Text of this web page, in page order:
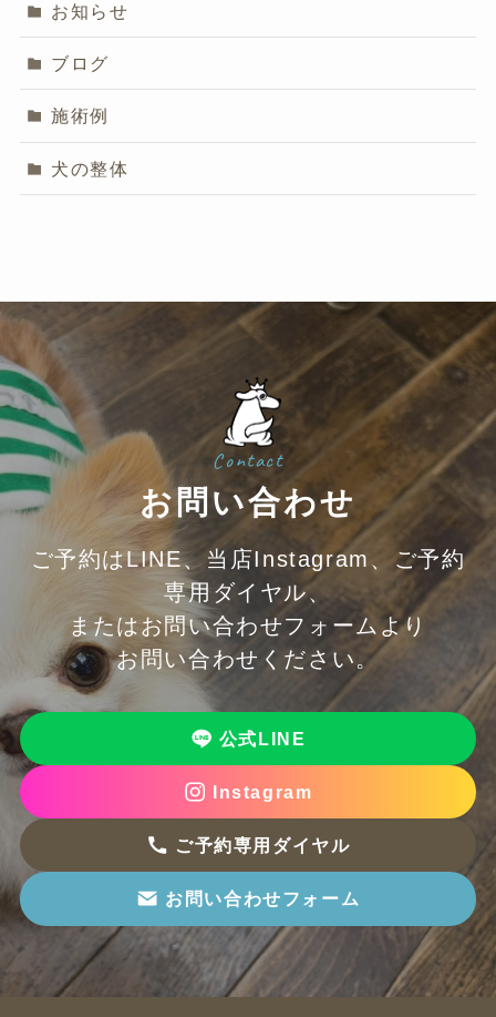
お知らせ
ブログ
施術例
犬の整体
Contact
お問い合わせ
ご予約はLINE、当店Instagram、ご予約
専用ダイヤル、
またはお問い合わせフォームより
お問い合わせください。
公式LINE
Instagram
ご予約専用ダイヤル
お問い合わせフォーム